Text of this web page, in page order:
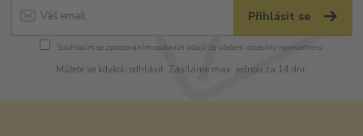
Přihlásit se
Souhlasím se zpracováním osobních údajůza účelem rozesílky newsletteru.
Můžete se kdykoli odhlásit. Zasíláme max. jednou za 14 dní.